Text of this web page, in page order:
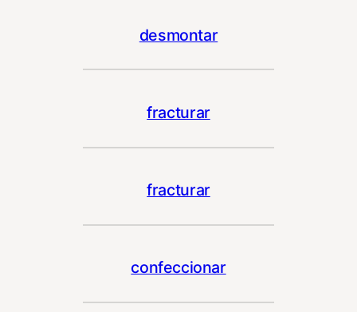
desmontar
fracturar
fracturar
confeccionar